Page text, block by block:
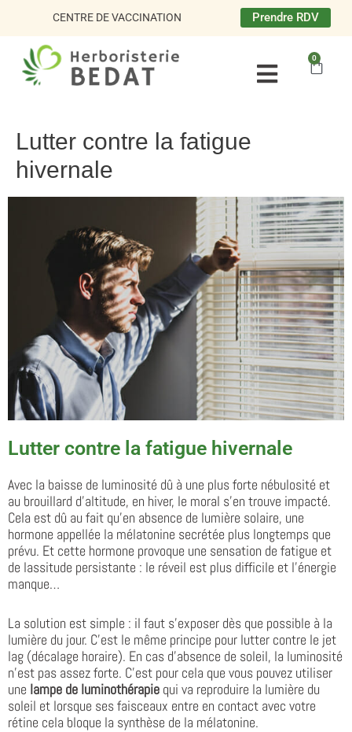
CENTRE DE VACCINATION Prendre RDV
0
Lutter contre la fatigue
hivernale
Lutter contre la fatigue hivernale
Avec la baisse de luminosité dû à une plus forte nébulosité et
au brouillard d’altitude, en hiver, le moral s’en trouve impacté.
Cela est dû au fait qu’en absence de lumière solaire, une
hormone appellée la mélatonine secrétée plus longtemps que
prévu. Et cette hormone provoque une sensation de fatigue et
de lassitude persistante : le réveil est plus difficile et l’énergie
manque…
La solution est simple : il faut s’exposer dès que possible à la
lumière du jour. C’est le même principe pour lutter contre le jet
lag (décalage horaire). En cas d’absence de soleil, la luminosité
n’est pas assez forte. C’est pour cela que vous pouvez utiliser
une lampe de luminothérapie qui va reproduire la lumière du
soleil et lorsque ses faisceaux entre en contact avec votre
rétine cela bloque la synthèse de la mélatonine.